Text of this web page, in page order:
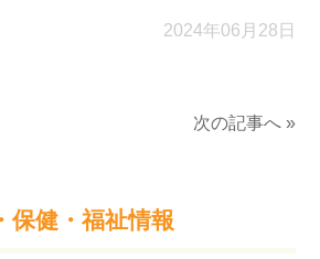
2024年06月28日
次の記事へ »
保健・福祉情報